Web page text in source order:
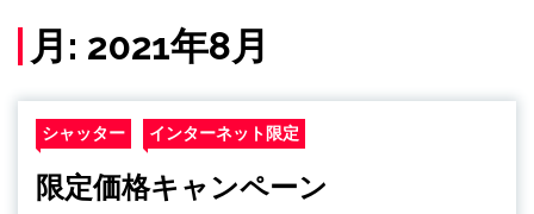
川県横浜市.川崎市
月: 2021年8月
シャッター インターネット限定
限定価格キャンペーン